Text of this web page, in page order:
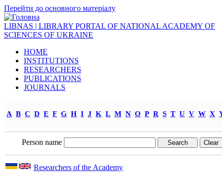
Перейти до основного матеріалу
LIBNAS | LIBRARY PORTAL OF NATIONAL ACADEMY OF
SCIENCES OF UKRAINE
HOME
INSTITUTIONS
RESEARCHERS
PUBLICATIONS
JOURNALS
A B C D E F G H I J K L M N O P R S T U V W X
Person name
Researchers of the Academy